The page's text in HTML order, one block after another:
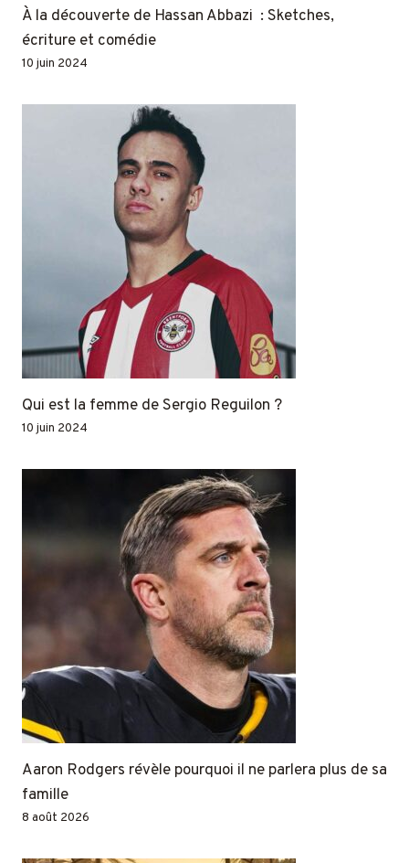
À la découverte de Hassan Abbazi : Sketches,
écriture et comédie
10 juin 2024
Qui est la femme de Sergio Reguilon ?
10 juin 2024
Aaron Rodgers révèle pourquoi il ne parlera plus de sa
famille
8 août 2026